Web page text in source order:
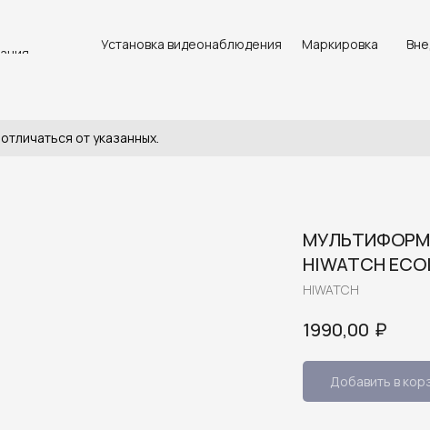
Установка видеонаблюдения Маркировка
от указанных.
HIWATCH
HIWATCH
1990,00 ₽
Добавить в